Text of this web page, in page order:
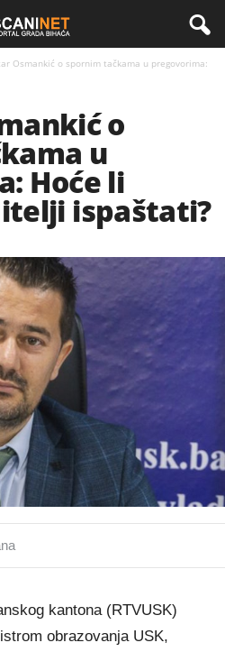
Osmankić o spornim tačkama u pregovorima:
o
u
Hoće li
ispaštati?
kantona (RTVUSK)
obrazovanja USK,